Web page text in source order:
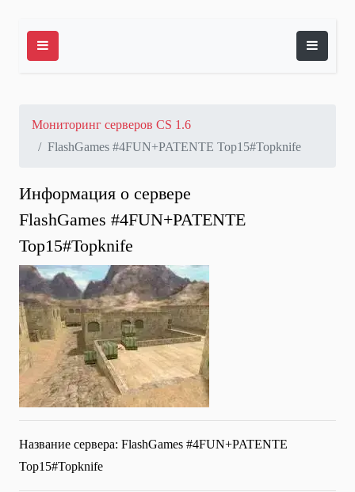
Мониторинг серверов CS 1.6
FlashGames #4FUN+PATENTE Top15#Topknife
Информация о сервере
FlashGames #4FUN+PATENTE
Top15#Topknife
Название сервера: FlashGames #4FUN+PATENTE
Top15#Topknife